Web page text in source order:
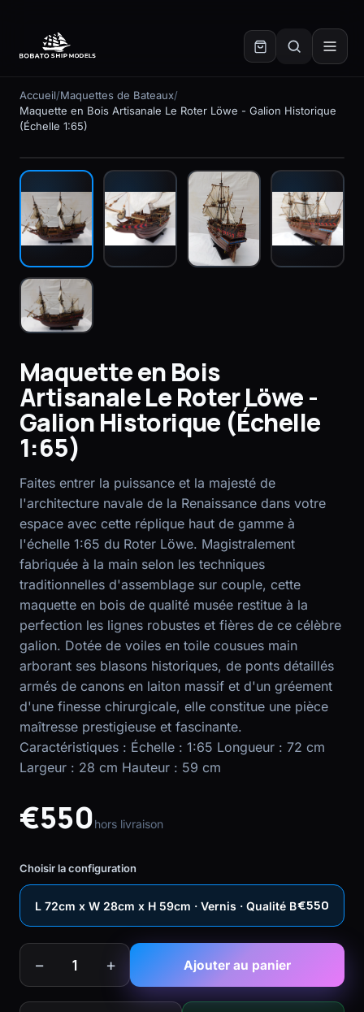
EN FR
Accueil/Maquettes de Bateaux/
Maquette en Bois Artisanale Le Roter Löwe - Galion Historique
(Échelle 1:65)
Maquette en Bois
Artisanale Le Roter Löwe -
Galion Historique (Échelle
1:65)
Faites entrer la puissance et la majesté de
l'architecture navale de la Renaissance dans votre
espace avec cette réplique haut de gamme à
l'échelle 1:65 du Roter Löwe. Magistralement
fabriquée à la main selon les techniques
traditionnelles d'assemblage sur couple, cette
maquette en bois de qualité musée restitue à la
perfection les lignes robustes et fières de ce célèbre
galion. Dotée de voiles en toile cousues main
arborant ses blasons historiques, de ponts détaillés
armés de canons en laiton massif et d'un gréement
d'une finesse chirurgicale, elle constitue une pièce
maîtresse prestigieuse et fascinante.
Caractéristiques : Échelle : 1:65 Longueur : 72 cm
Largeur : 28 cm Hauteur : 59 cm
€550hors livraison
Choisir la configuration
L 72cm x W 28cm x H 59cm · Vernis · Qualité B€550
− 1 + Ajouter au panier